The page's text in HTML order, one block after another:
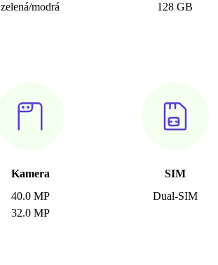
zelená/modrá
128 GB
Kamera
40.0 MP
32.0 MP
SIM
Dual-SIM